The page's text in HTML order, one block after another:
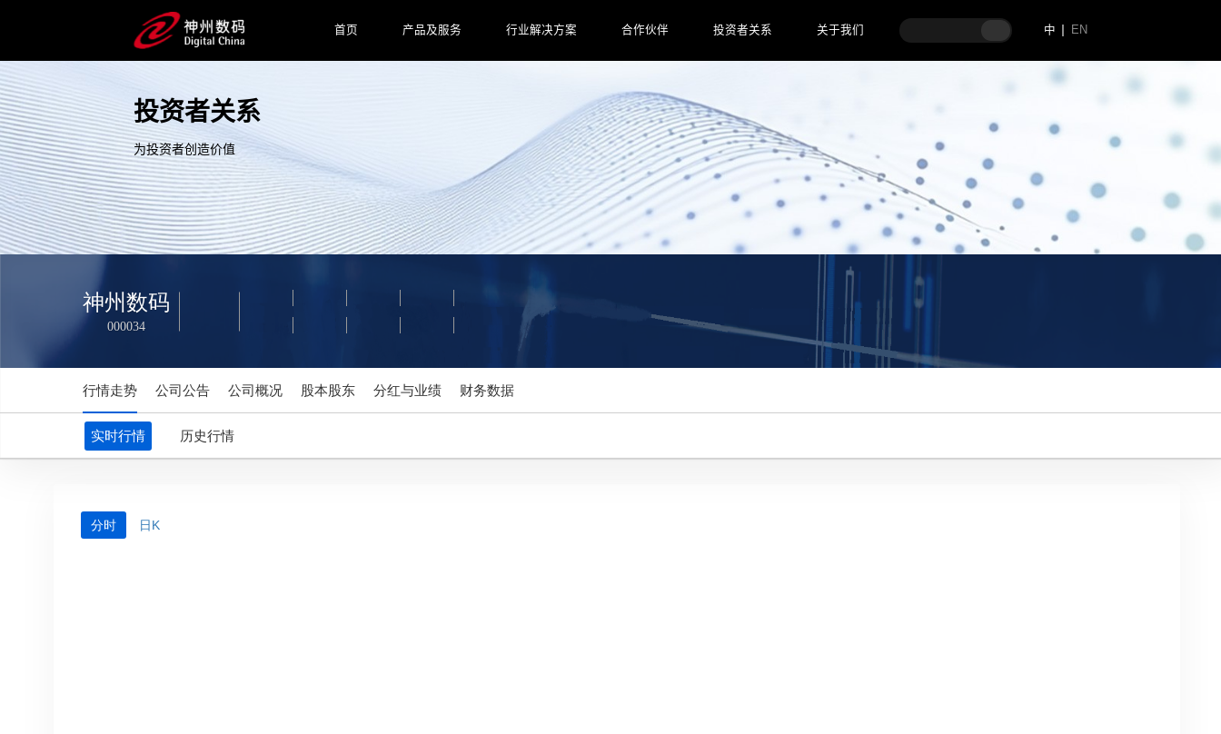
首页 产品及服务 行业解决方案 合作伙伴 投资者关系 关于我们 中 EN
投资者关系
为投资者创造价值